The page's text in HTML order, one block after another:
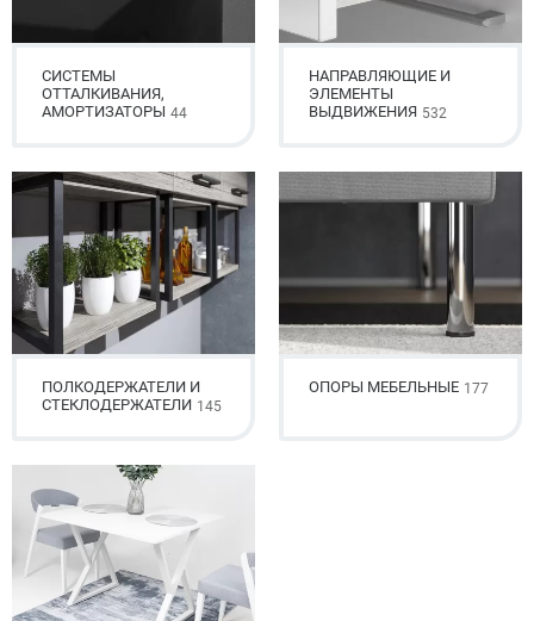
СИСТЕМЫ
ОТТАЛКИВАНИЯ,
АМОРТИЗАТОРЫ 44
НАПРАВЛЯЮЩИЕ И
ЭЛЕМЕНТЫ
ВЫДВИЖЕНИЯ 532
ПОЛКОДЕРЖАТЕЛИ И
СТЕКЛОДЕРЖАТЕЛИ 145
ОПОРЫ МЕБЕЛЬНЫЕ 177